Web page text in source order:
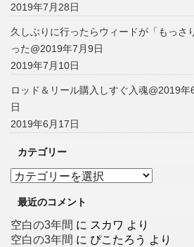
2019年7月28日
久しぶりに行ったらウィードが「もっさ
った@2019年7月9日
2019年7月10日
ロッド＆リール購入しすぐ入魂@2019年
日
2019年6月17日
カテゴリー
カ
ゴ
リ
ー
最近のコメント
空白の3年間 に スカワ より
空白の3年間 に ぴこたろう より